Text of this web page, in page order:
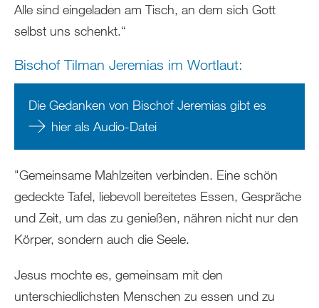
Alle sind eingeladen am Tisch, an dem sich Gott
selbst uns schenkt.“
Bischof Tilman Jeremias im Wortlaut:
Die Gedanken von Bischof Jeremias gibt es
hier als Audio-Datei
"Gemeinsame Mahlzeiten verbinden. Eine schön
gedeckte Tafel, liebevoll bereitetes Essen, Gespräche
und Zeit, um das zu genießen, nähren nicht nur den
Körper, sondern auch die Seele.
Jesus mochte es, gemeinsam mit den
unterschiedlichsten Menschen zu essen und zu